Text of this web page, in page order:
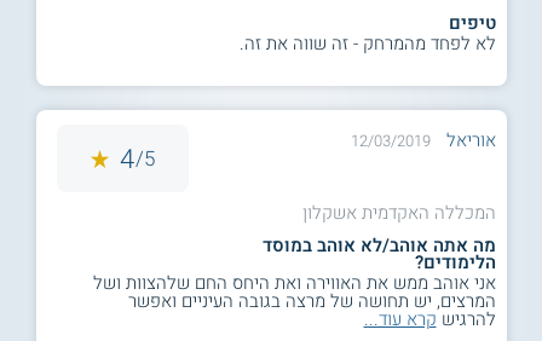
טיפים
לא לפחד מהמרחק - זה שווה את זה.
אוריאל 12/03/2019
5/
4
המכללה האקדמית אשקלון
מה אתה אוהב/לא אוהב במוסד
הלימודים?
אני אוהב ממש את האווירה ואת היחס החם שלהצוות ושל
המרצים, יש תחושה של מרצה בגובה העיניים ואפשר
להרגיש קרא עוד...